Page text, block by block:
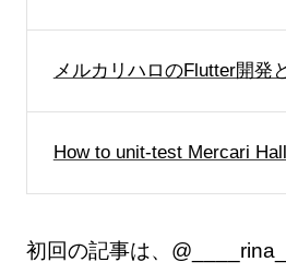
メルカリハロのFlutter開発
How to unit-test Mercari
初回の記事は、